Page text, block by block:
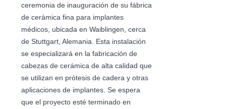
ceremonia de inauguración de su fábrica
de cerámica fina para implantes
médicos, ubicada en Waiblingen, cerca
de Stuttgart, Alemania. Esta instalación
se especializará en la fabricación de
cabezas de cerámica de alta calidad que
se utilizan en prótesis de cadera y otras
aplicaciones de implantes. Se espera
que el proyecto esté terminado en